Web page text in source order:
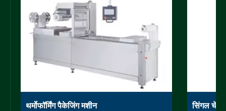
थर्मोफॉर्मिंग पैकेजिंग मशीन सिंगल